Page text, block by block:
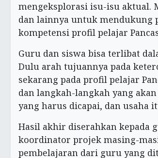
mengeksplorasi isu-isu aktual.
dan lainnya untuk mendukung
kompetensi profil pelajar
Guru dan siswa bisa terlibat
Dulu arah tujuannya pada
sekarang pada profil pelajar
dan langkah-langkah yang
yang harus dicapai, dan usaha
Hasil akhir diserahkan kepada
koordinator projek masing-
pembelajaran dari guru yang